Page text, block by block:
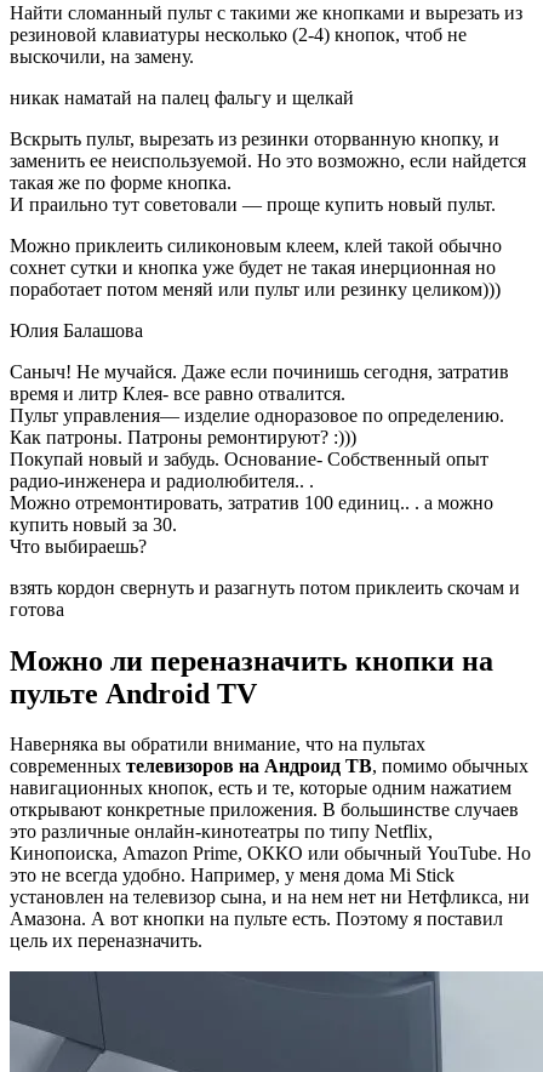
Найти сломанный пульт с такими же кнопками и вырезать из
резиновой клавиатуры несколько (2-4) кнопок, чтоб не
выскочили, на замену.
никак наматай на палец фальгу и щелкай
Вскрыть пульт, вырезать из резинки оторванную кнопку, и
заменить ее неиспользуемой. Но это возможно, если найдется
такая же по форме кнопка.
И праильно тут советовали — проще купить новый пульт.
Можно приклеить силиконовым клеем, клей такой обычно
сохнет сутки и кнопка уже будет не такая инерционная но
поработает потом меняй или пульт или резинку целиком)))
Юлия Балашова
Саныч! Не мучайся. Даже если починишь сегодня, затратив
время и литр Клея- все равно отвалится.
Пульт управления— изделие одноразовое по определению.
Как патроны. Патроны ремонтируют? :)))
Покупай новый и забудь. Основание- Собственный опыт
радио-инженера и радиолюбителя.. .
Можно отремонтировать, затратив 100 единиц.. . а можно
купить новый за 30.
Что выбираешь?
взять кордон свернуть и разагнуть потом приклеить скочам и
готова
Можно ли переназначить кнопки на
пульте Android TV
Наверняка вы обратили внимание, что на пультах
современных телевизоров на Андроид ТВ, помимо обычных
навигационных кнопок, есть и те, которые одним нажатием
открывают конкретные приложения. В большинстве случаев
это различные онлайн-кинотеатры по типу Netflix,
Кинопоиска, Amazon Prime, ОККО или обычный YouTube. Но
это не всегда удобно. Например, у меня дома Mi Stick
установлен на телевизор сына, и на нем нет ни Нетфликса, ни
Амазона. А вот кнопки на пульте есть. Поэтому я поставил
цель их переназначить.